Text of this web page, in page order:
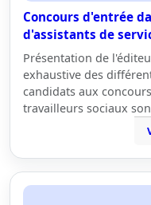
Concours d'entrée
d'assistants de
Présentation de
exhaustive des
candidats aux
travailleurs sociaux